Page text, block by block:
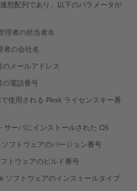
想配列であり、以下のパラメータが
理者の担当者名
者の会社名
のメールアドレス
の電話番号
使用される Plesk ライセンスキー番
- サーバにインストールされた OS
ソフトウェアのバージョン番号
フトウェアのビルド番号
ソフトウェアのインストールタイプ